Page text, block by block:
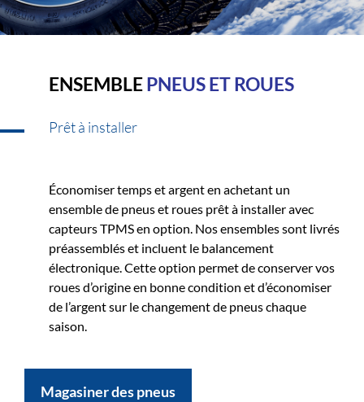
ENSEMBLEPNEUS ET ROUES
Prêt à installer
Économiser temps et argent en achetant un
ensemble de pneus et roues prêt à installer avec
capteurs TPMS en option. Nos ensembles sont livrés
préassemblés et incluent le balancement
électronique. Cette option permet de conserver vos
roues d’origine en bonne condition et d’économiser
de l’argent sur le changement de pneus chaque
saison.
Magasiner des pneus